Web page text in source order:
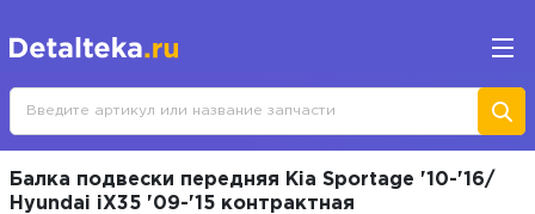
Балка подвески передняя Kia Sportage '10-'16/
Hyundai iX35 '09-'15 контрактная